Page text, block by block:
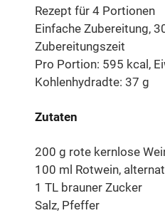
Rezept für 4 Portionen
Einfache Zubereitung,
Zubereitungszeit
Pro Portion: 595 kcal,
Kohlenhydradte: 37 g
Zutaten
200 g rote kernlose
100 ml Rotwein,
1 TL brauner Zucker
Salz, Pfeffer